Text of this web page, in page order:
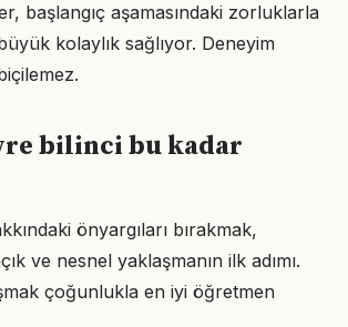
başlangıç aşamasındaki zorluklarla
kolaylık sağlıyor. Deneyim
bilinci bu kadar
önyargıları bırakmak,
ve nesnel yaklaşmanın ilk adımı.
çoğunlukla en iyi öğretmen